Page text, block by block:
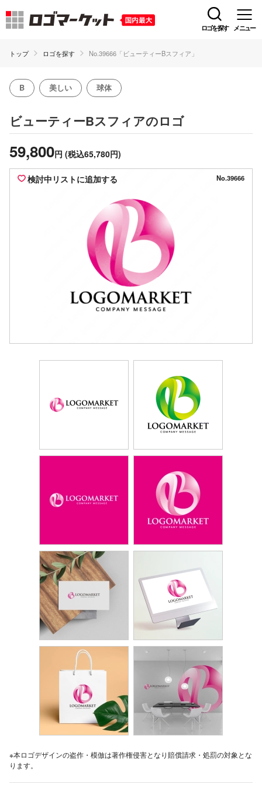
ロゴを探す メニュー
トップ ロゴを探す No.39666「ビューティーBスフィア」
B 美しい 球体
ビューティーBスフィアのロゴ
59,800円 (税込65,780円)
検討中リストに追加する No.39666
※本ロゴデザインの盗作・模倣は著作権侵害となり賠償請求・処罰の対象とな
ります。